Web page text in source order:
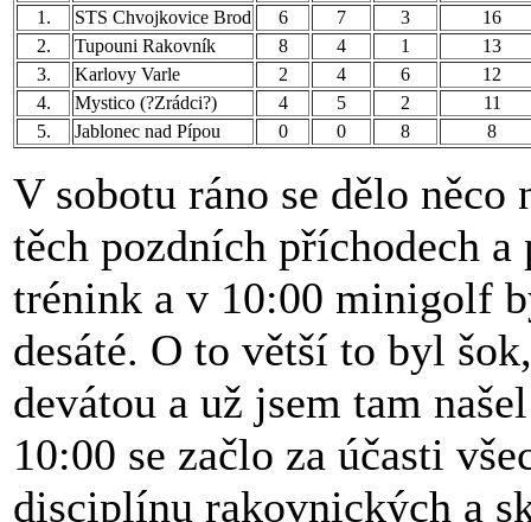
1.
STS Chvojkovice Brod 6 7 3
16
2.
Tupouni Rakovník 8 4 1
13
3.
Karlovy Varle 2 4 6
12
4.
Mystico (?Zrádci?) 4 5 2
11
5.
Jablonec nad Pípou 0 0 8 8
V sobotu ráno se dělo něco
těch pozdních příchodech
trénink a v 10:00 minigolf
desáté. O to větší to byl
devátou a už jsem tam
10:00 se začlo za účasti
disciplínu rakovnických a